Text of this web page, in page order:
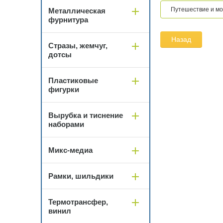
Путешествие и
Назад
Металлическая
фурнитура
Стразы, жемчуг,
дотсы
Пластиковые
фигурки
Вырубка и тиснение
наборами
Микс-медиа
Рамки, шильдики
Термотрансфер,
винил